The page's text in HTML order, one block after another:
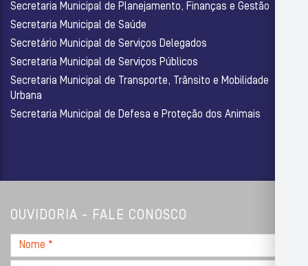
Secretaria Municipal de Planejamento, Finanças e Gestão
Secretaria Municipal de Saúde
Secretário Municipal de Serviços Delegados
Secretaria Municipal de Serviços Públicos
Secretaria Municipal de Transporte, Trânsito e Mobilidade
Urbana
Secretaria Municipal de Defesa e Proteção dos Animais
OUVIDORIA - FALE CONOSCO
Nome
*